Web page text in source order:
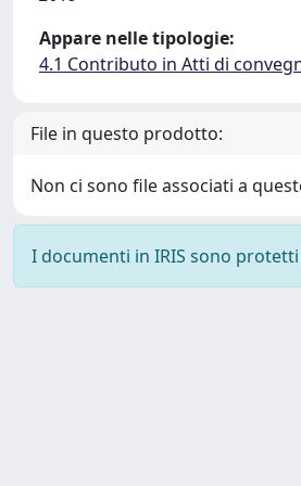
Appare nelle tipologie:
4.1 Contributo in Atti di
File in questo prodotto:
Non ci sono file associati a
I documenti in IRIS sono